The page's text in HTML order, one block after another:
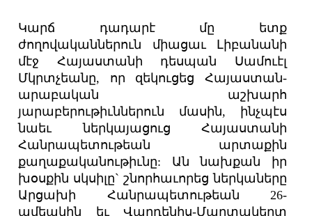
Կարճ դադարէ մը ետք
ժողովականներուն միացաւ Լիբանանի
մէջ Հայաստանի դեսպան Սամուէլ
Մկրտչեանը, որ զեկուցեց Հայաստան-
արաբական աշխարհ
յարաբերութիւններուն մասին, ինչպէս
նաեւ ներկայացուց Հայաստանի
Հանրապետութեան արտաքին
քաղաքականութիւնը: Ան նախքան իր
խօսքին սկսիլը` շնորհաւորեց ներկաները
Արցախի Հանրապետութեան 26-
ամեակին եւ Վարդենիս-Մարտակերտ